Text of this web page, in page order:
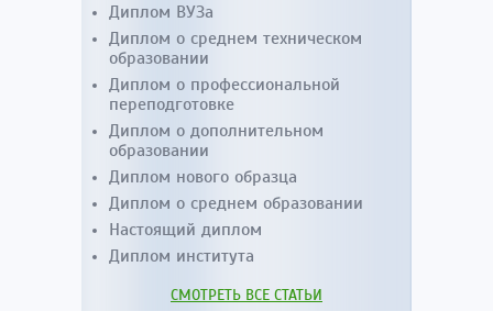
Диплом ВУЗа
Диплом о среднем техническом
образовании
Диплом о профессиональной
переподготовке
Диплом о дополнительном
образовании
Диплом нового образца
Диплом о среднем образовании
Настоящий диплом
Диплом института
СМОТРЕТЬ ВСЕ СТАТЬИ